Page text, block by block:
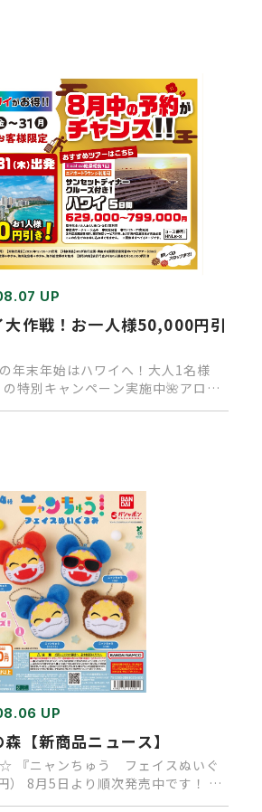
UP
大作戦！お一人様50,000円引
年末年始はハワイへ！大人1名様
の特別キャンペーン実施中🌺アロ
UP
【新商品ニュース】
『ニャンちゅう フェイスぬいぐ
） 8月5日より順次発売中です！ 大